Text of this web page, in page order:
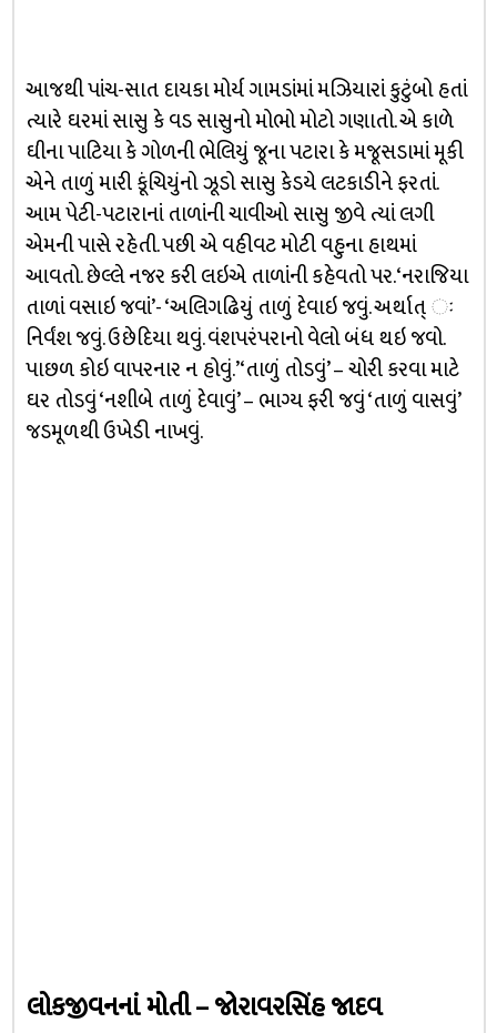
આજથી પાંચ-સાત દાયકા મોર્ય ગામડાંમાં મઝિયારાં કુટુંબો હતાં
ત્યારે ઘરમાં સાસુ કે વડ સાસુનો મોભો મોટો ગણાતો. એ કાળે
ઘીના પાટિયા કે ગોળની ભેલિયું જૂના પટારા કે મજૂસડામાં મૂકી
એને તાળું મારી કૂંચિયુંનો ઝૂડો સાસુ કેડયે લટકાડીને ફરતાં.
આમ પેટી-પટારાનાં તાળાંની ચાવીઓ સાસુ જીવે ત્યાં લગી
એમની પાસે રહેતી. પછી એ વહીવટ મોટી વહુના હાથમાં
આવતો. છેલ્લે નજર કરી લઇએ તાળાંની કહેવતો પર. ‘નરાજિયા
તાળાં વસાઇ જવાં’- ‘અલિગઢિયું તાળું દેવાઇ જવું. અર્થાત્ ઃ
નિર્વંશ જવું. ઉછેદિયા થવું. વંશપરંપરાનો વેલો બંધ થઇ જવો.
પાછળ કોઇ વાપરનાર ન હોવું.’ ‘તાળું તોડવું’ – ચોરી કરવા માટે
ઘર તોડવું ‘નશીબે તાળું દેવાવું’ – ભાગ્ય ફરી જવું ‘તાળું વાસવું’
જડમૂળથી ઉખેડી નાખવું.
લોકજીવનનાં મોતી – જોરાવરસિંહ જાદવ